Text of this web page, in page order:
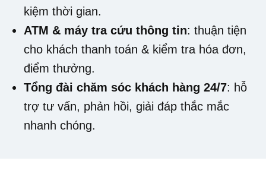
kiệm thời gian.
ATM & máy tra cứu thông tin: thuận tiện
cho khách thanh toán & kiểm tra hóa đơn,
điểm thưởng.
Tổng đài chăm sóc khách hàng 24/7: hỗ
trợ tư vấn, phản hồi, giải đáp thắc mắc
nhanh chóng.